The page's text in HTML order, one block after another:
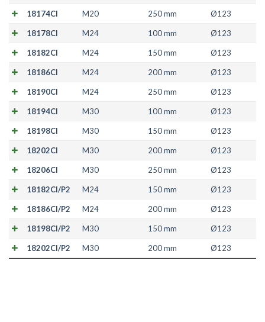
18174CI M20 250 mm Ø123
18178CI M24 100 mm Ø123
18182CI M24 150 mm Ø123
18186CI M24 200 mm Ø123
18190CI M24 250 mm Ø123
18194CI M30 100 mm Ø123
18198CI M30 150 mm Ø123
18202CI M30 200 mm Ø123
18206CI M30 250 mm Ø123
18182CI/P2 M24 150 mm Ø123
18186CI/P2 M24 200 mm Ø123
18198CI/P2 M30 150 mm Ø123
18202CI/P2 M30 200 mm Ø123